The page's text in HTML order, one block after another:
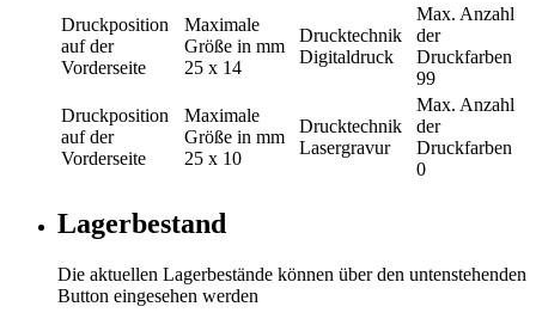
Druckposition
auf der
Vorderseite
Maximale
Größe in mm
25 x 14
Drucktechnik
Digitaldruck
Max. Anzahl
der
Druckfarben
99
Druckposition
auf der
Vorderseite
Maximale
Größe in mm
25 x 10
Drucktechnik
Lasergravur
Max. Anzahl
der
Druckfarben
0
Lagerbestand
Die aktuellen Lagerbestände können über den untenstehenden
Button eingesehen werden